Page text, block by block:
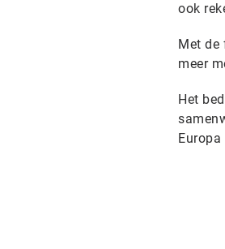
ook
Met de
meer
Het
Europa